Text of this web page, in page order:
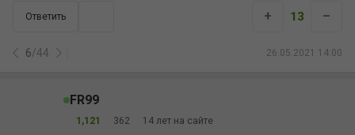
Ответить
6/44 26.05.2021 14:00
+ 13 –
FR99
1,121 362 14 лет на сайте